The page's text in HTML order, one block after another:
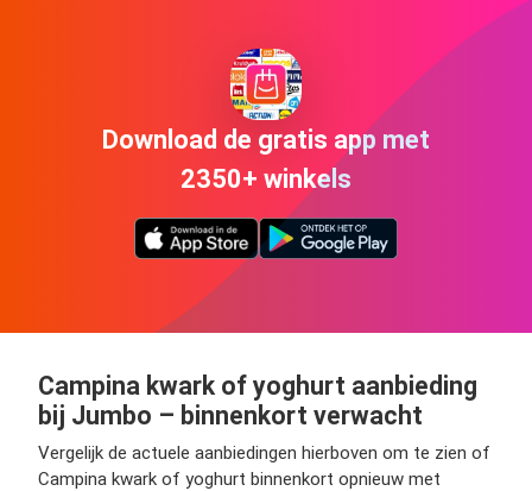
Download de gratis app met
2350+ winkels
Campina kwark of yoghurt aanbieding
bij Jumbo – binnenkort verwacht
Vergelijk de actuele aanbiedingen hierboven om te zien of
Campina kwark of yoghurt binnenkort opnieuw met